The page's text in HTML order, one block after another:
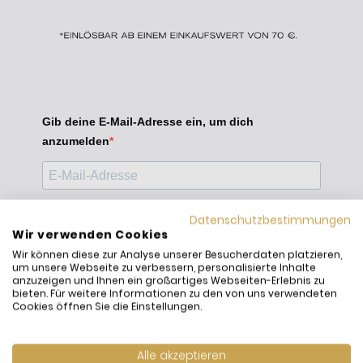
Gib deine E-Mail-Adresse ein, um dich
anzumelden
Geburtsdatum (optional)
Ich möchte den Newsletter erhalten und akzeptiere
Datenschutzbestimmungen
Wir verwenden Cookies
Wir können diese zur Analyse unserer Besucherdaten platzieren,
um unsere Webseite zu verbessern, personalisierte Inhalte
anzuzeigen und Ihnen ein großartiges Webseiten-Erlebnis zu
bieten. Für weitere Informationen zu den von uns verwendeten
Cookies öffnen Sie die Einstellungen.
Alle akzeptieren